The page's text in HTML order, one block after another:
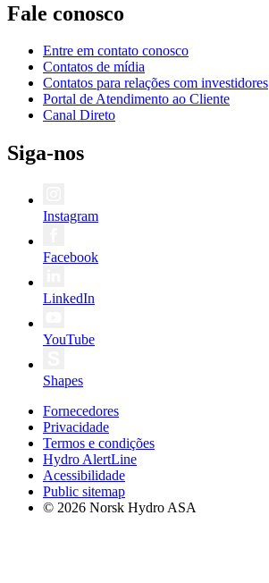
Fale conosco
Entre em contato conosco
Contatos de mídia
Contatos para relações com investidores
Portal de Atendimento ao Cliente
Canal Direto
Siga-nos
Instagram
Facebook
LinkedIn
YouTube
Shapes
Fornecedores
Privacidade
Termos e condições
Hydro AlertLine
Acessibilidade
Public sitemap
© 2026 Norsk Hydro ASA